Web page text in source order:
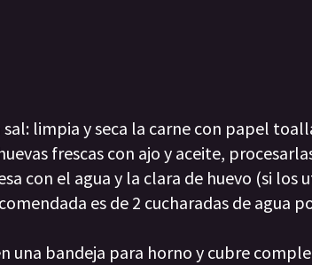
sal: limpia y seca la carne con papel
frescas con ajo y aceite,
con el agua y la clara de huevo (si los
es de 2 cucharadas de agua
una bandeja para horno y cubre